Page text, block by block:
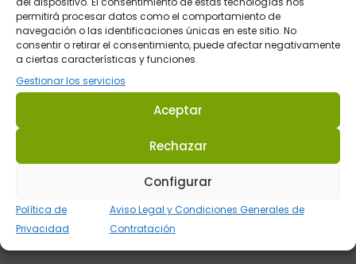
permitirá procesar datos como el comportamiento de
navegación o las identificaciones únicas en este sitio. No
consentir o retirar el consentimiento, puede afectar negativamente
a ciertas características y funciones.
Gestionar los servicios
Aceptar
Rechazar
Configurar
Política de
Privacidad
Aviso Legal y Condiciones Generales de
Contratación
Dirección: C/ Guadalhorce 3 - Pol. Ind. La Trocha 29100 Coín -
Málaga (España.
info@sultanhipica.com